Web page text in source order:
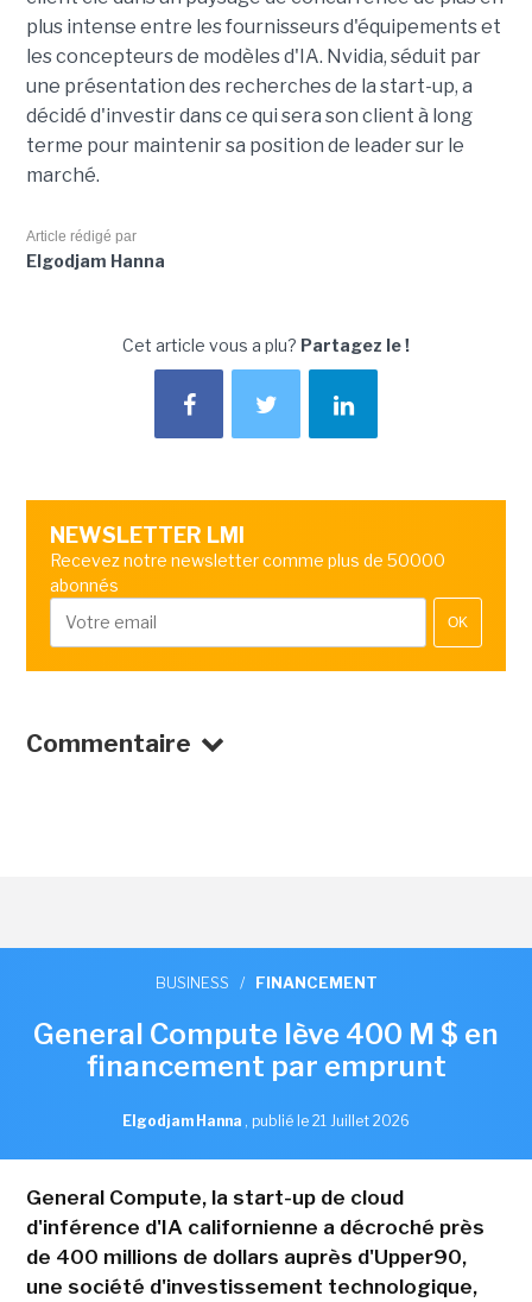
plus intense entre les fournisseurs d'équipements et
les concepteurs de modèles d'IA. Nvidia, séduit par
une présentation des recherches de la start-up, a
décidé d'investir dans ce qui sera son client à long
terme pour maintenir sa position de leader sur le
marché.
Article rédigé par
Elgodjam Hanna
Cet article vous a plu? Partagez le !
NEWSLETTER LMI
Recevez notre newsletter comme plus de 50000
abonnés
OK
Commentaire
BUSINESS / FINANCEMENT
General Compute lève 400 M $ en
financement par emprunt
Elgodjam Hanna , publié le 21 Juillet 2026
General Compute, la start-up de cloud
d'inférence d'IA californienne a décroché près
de 400 millions de dollars auprès d'Upper90,
une société d'investissement technologique,